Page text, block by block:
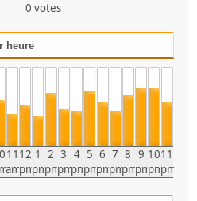
0 votes
heure
11
am
12
pm
1
pm
2
pm
3
pm
4
pm
5
pm
6
pm
7
pm
8
pm
9
pm
10
pm
11
pm